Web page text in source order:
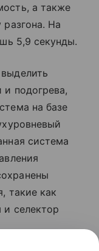
а также
На
5,9 секунды.
и подогрева,
на базе
система
такие как
и селектор